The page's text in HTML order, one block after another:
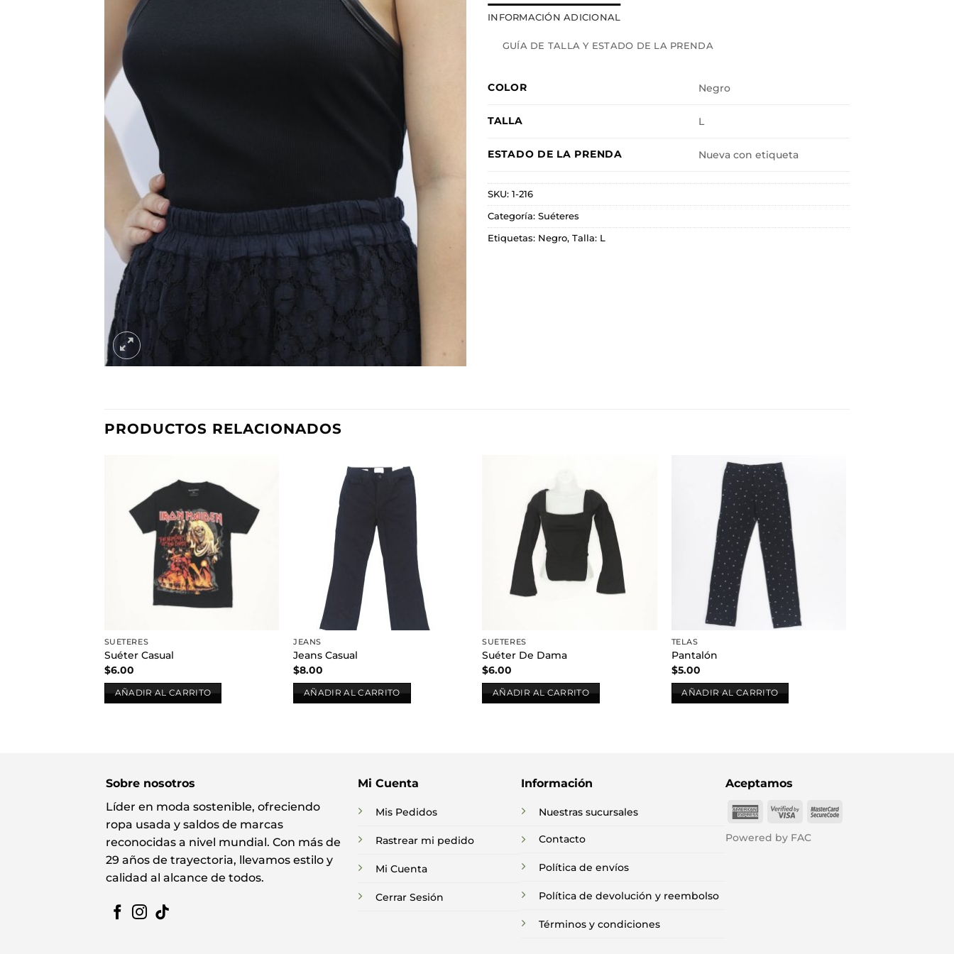
INFORMACIÓN ADICIONAL
GUÍA DE TALLA Y ESTADO DE LA PRENDA
COLOR Negro
TALLA L
ESTADO DE LA PRENDA Nueva con etiqueta
SKU: 1-216
Categoría: Suéteres
Etiquetas: Negro, Talla: L
PRODUCTOS RELACIONADOS
a la
lista de
deseos
SUÉTERES
Suéter Casual
$6.00
AÑADIR AL CARRITO
JEANS
Jeans Casual
$8.00
AÑADIR AL CARRITO
SUÉTERES
Suéter De Dama
$6.00
AÑADIR AL CARRITO
TELAS
Pantalón
$5.00
AÑADIR AL CARRITO
Sobre nosotros
Líder en moda sostenible, ofreciendo
ropa usada y saldos de marcas
reconocidas a nivel mundial. Con más de
29 años de trayectoria, llevamos estilo y
calidad al alcance de todos.
Mi Cuenta
Mis Pedidos
Rastrear mi pedido
Mi Cuenta
Cerrar Sesión
Información
Nuestras sucursales
Contacto
Política de envíos
Política de devolución y reembolso
Términos y condiciones
Aceptamos
American
Visa
MasterCard
Powered by FAC